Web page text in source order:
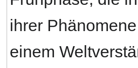
ihrer
einem